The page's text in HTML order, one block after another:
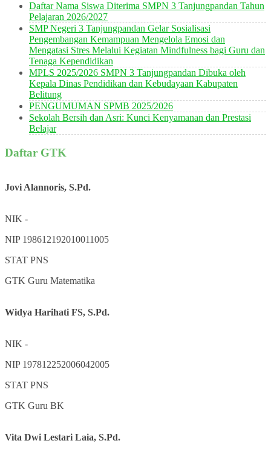
Daftar Nama Siswa Diterima SMPN 3 Tanjungpandan Tahun
Pelajaran 2026/2027
SMP Negeri 3 Tanjungpandan Gelar Sosialisasi
Pengembangan Kemampuan Mengelola Emosi dan
Mengatasi Stres Melalui Kegiatan Mindfulness bagi Guru dan
Tenaga Kependidikan
MPLS 2025/2026 SMPN 3 Tanjungpandan Dibuka oleh
Kepala Dinas Pendidikan dan Kebudayaan Kabupaten
Belitung
PENGUMUMAN SPMB 2025/2026
Sekolah Bersih dan Asri: Kunci Kenyamanan dan Prestasi
Belajar
Daftar GTK
Jovi Alannoris, S.Pd.
NIK -
NIP 198612192010011005
STAT PNS
GTK Guru Matematika
Widya Harihati FS, S.Pd.
NIK -
NIP 197812252006042005
STAT PNS
GTK Guru BK
Vita Dwi Lestari Laia, S.Pd.